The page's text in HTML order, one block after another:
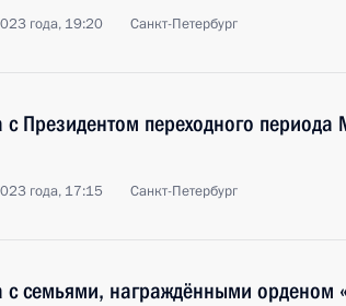
года, 19:20 Санкт-Петербург
с Президентом переходного
года, 17:15 Санкт-Петербург
с семьями, награждёнными орденом